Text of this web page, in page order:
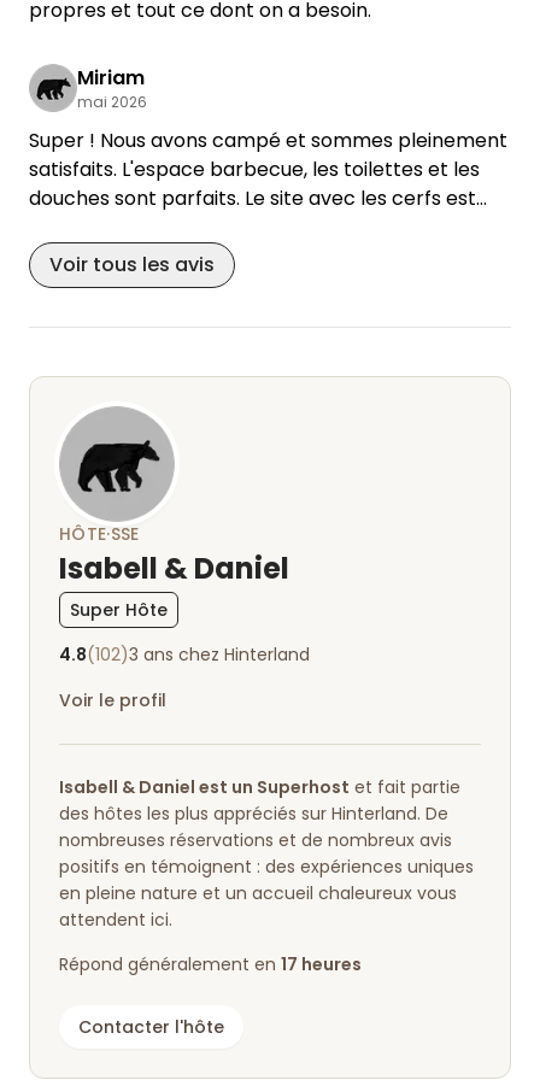
table commune et un seul barbecue. En général,
mieux apporter ses propres tables, chaises et
éventuellement un barbecue, au cas où les
emplacements seraient occupés.
​Dans l’ensemble, je recommande vivement cet
endroit, surtout aux familles avec des enfants !
Nous reviendrons avec plaisir.
propres et tout ce dont on a besoin.
Miriam
mai 2026
Super ! Nous avons campé et sommes pleinement
satisfaits. L'espace barbecue, les toilettes et les
douches sont parfaits. Le site avec les cerfs est
Voir tous les avis
HÔTE·SSE
Isabell & Daniel
Super Hôte
4.8(102)3 ans chez Hinterland
Voir le profil
Isabell & Daniel est un Superhost et fait partie
des hôtes les plus appréciés sur Hinterland. De
nombreuses réservations et de nombreux avis
positifs en témoignent : des expériences uniques
en pleine nature et un accueil chaleureux vous
attendent ici.
Répond généralement en 17 heures
Contacter l'hôte